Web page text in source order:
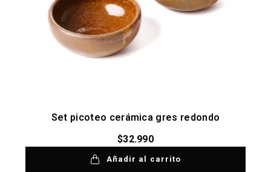
Set picoteo cerámica gres redondo
$32.990
Añadir al carrito